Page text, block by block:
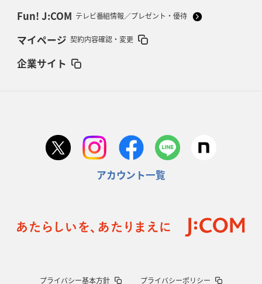
Fun! J:COM テレビ番組情報／プレゼント・優待
マイページ 契約内容確認・変更
企業サイト
アカウント一覧
プライバシー基本方針 プライバシーポリシー